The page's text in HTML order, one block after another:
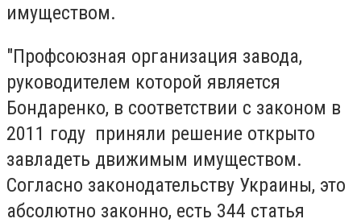
имуществом.
"Профсоюзная организация завода,
руководителем которой является
Бондаренко, в соответствии с законом в
2011 году приняли решение открыто
завладеть движимым имуществом.
Согласно законодательству Украины, это
абсолютно законно, есть 344 статья